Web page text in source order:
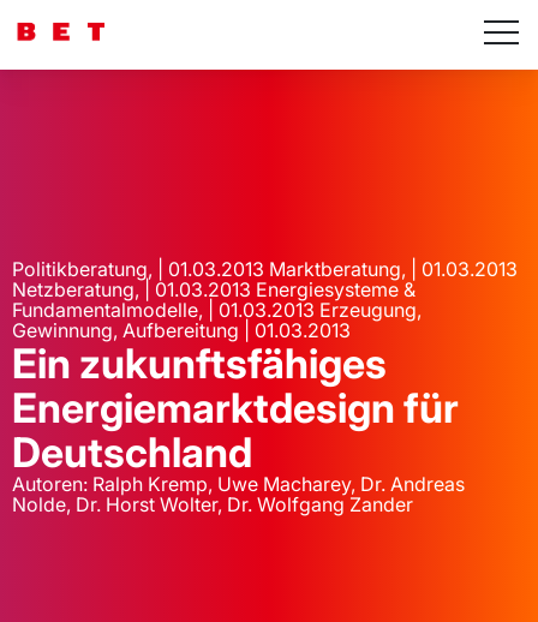
Politikberatung, | 01.03.2013 Marktberatung, | 01.03.2013
Netzberatung, | 01.03.2013 Energiesysteme &
Fundamentalmodelle, | 01.03.2013 Erzeugung,
Gewinnung, Aufbereitung | 01.03.2013
Ein zukunftsfähiges
Energiemarktdesign für
Deutschland
Autoren: Ralph Kremp, Uwe Macharey, Dr. Andreas
Nolde, Dr. Horst Wolter, Dr. Wolfgang Zander